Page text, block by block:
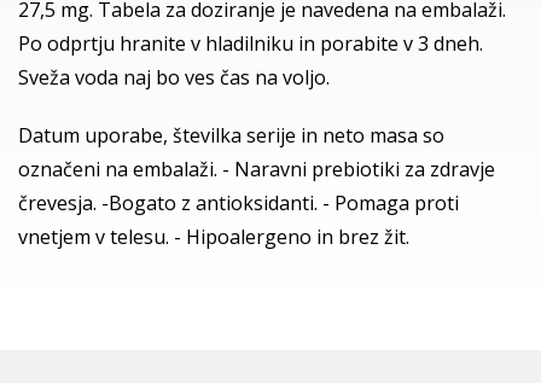
27,5 mg. Tabela za doziranje je navedena na embalaži.
Po odprtju hranite v hladilniku in porabite v 3 dneh.
Sveža voda naj bo ves čas na voljo.
Datum uporabe, številka serije in neto masa so
označeni na embalaži. - Naravni prebiotiki za zdravje
črevesja. -Bogato z antioksidanti. - Pomaga proti
vnetjem v telesu. - Hipoalergeno in brez žit.